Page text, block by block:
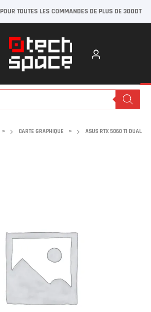
POUR TOUTES LES COMMANDES DE PLUS DE 300DT
> CARTE GRAPHIQUE >
ASUS RTX 5060 TI DUAL